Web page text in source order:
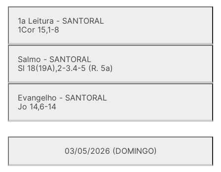
1a Leitura - SANTORAL
1Cor 15,1-8
Salmo - SANTORAL
Sl 18(19A),2-3.4-5 (R. 5a)
Evangelho - SANTORAL
Jo 14,6-14
03/05/2026 (DOMINGO)